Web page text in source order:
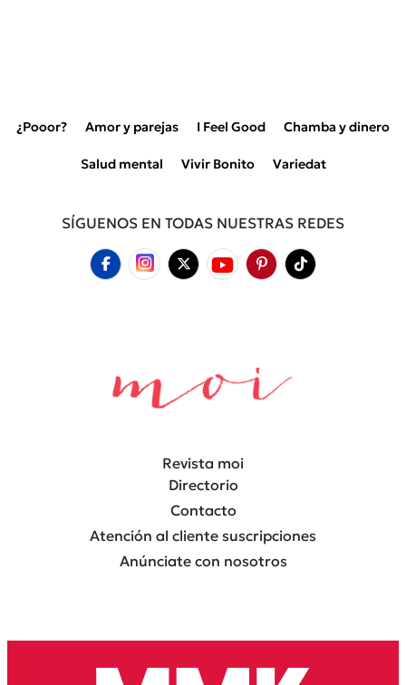
¿Pooor? Amor y parejas I Feel Good Chamba y dinero
Salud mental Vivir Bonito Variedat
SÍGUENOS EN TODAS NUESTRAS REDES
Revista moi
Directorio
Contacto
Atención al cliente suscripciones
Anúnciate con nosotros